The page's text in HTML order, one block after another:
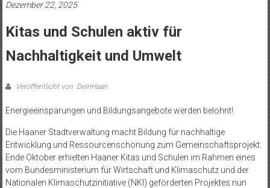
Dezember 22, 2025
Kitas und Schulen aktiv für
Nachhaltigkeit und Umwelt
Veröffentlicht von: DeinHaan
Energieeinsparungen und Bildungsangebote werden belohnt!
Die Haaner Stadtverwaltung macht Bildung für nachhaltige
Entwicklung und Ressourcenschonung zum Gemeinschaftsprojekt:
Ende Oktober erhielten Haaner Kitas und Schulen im Rahmen eines
vom Bundesministerium für Wirtschaft und Klimaschutz und der
Nationalen Klimaschutzinitiative (NKI) geförderten Projektes nun